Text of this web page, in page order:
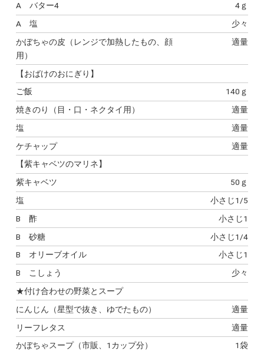
A バター4
4ｇ
A 塩
少々
かぼちゃの皮（レンジで加熱したもの、顔
用）
適量
【おばけのおにぎり】
ご飯
140ｇ
焼きのり（目・口・ネクタイ用）
適量
塩
適量
ケチャップ
適量
【紫キャベツのマリネ】
紫キャベツ
50ｇ
塩
小さじ1/5
B 酢
小さじ1
B 砂糖
小さじ1/4
B オリーブオイル
小さじ1
B こしょう
少々
★付け合わせの野菜とスープ
にんじん（星型で抜き、ゆでたもの）
適量
リーフレタス
適量
かぼちゃスープ（市販、1カップ分）
1袋